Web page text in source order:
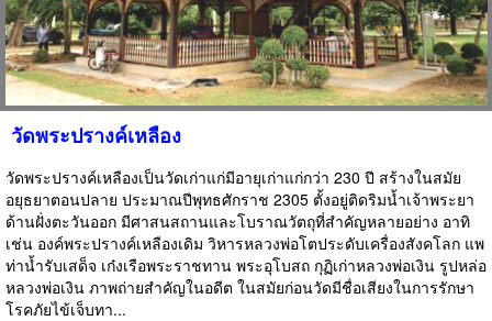
วัดพระปรางค์เหลือง
วัดพระปรางค์เหลืองเป็นวัดเก่าแก่มีอายุเก่าแก่กว่า 230 ปี สร้างในสมัย
อยุธยาตอนปลาย ประมาณปีพุทธศักราช 2305 ตั้งอยู่ติดริมน้ำเจ้าพระยา
ด้านฝั่งตะวันออก มีศาสนสถานและโบราณวัตถุที่สำคัญหลายอย่าง อาทิ
เช่น องค์พระปรางค์เหลืองเดิม วิหารหลวงพ่อโตประดับเครื่องสังคโลก แพ
ท่าน้ำรับเสด็จ เก๋งเรือพระราชทาน พระอุโบสถ กุฏิเก่าหลวงพ่อเงิน รูปหล่อ
หลวงพ่อเงิน ภาพถ่ายสำคัญในอดีต ในสมัยก่อนวัดมีชื่อเสียงในการรักษา
โรคภัยไข้เจ็บทา...